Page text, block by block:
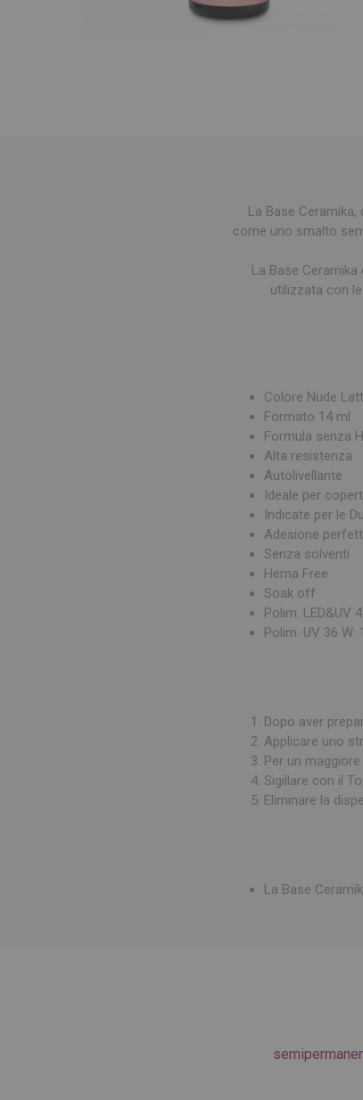
La Base
come uno smalto
La Base
utilizzata con
Colore Nude
Formato 14 ml
Formula senza
Alta resistenza
Autolivellante
Ideale per
Indicate per le
Adesione
Senza solventi
Hema Free
Soak off
Polim. LED&UV
Polim. UV 36 W:
Dopo aver
Applicare uno
Per un
Sigillare con il
Eliminare la
La Base